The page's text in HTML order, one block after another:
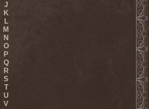
J
K
L
M
N
O
P
Q
R
S
T
U
V